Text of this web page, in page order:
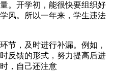
。开学初，能很快要组织好
风。所以一年来，学生违法
节，及时进行补漏。例如，
反馈的形式，努力提高后进
，自己还注意